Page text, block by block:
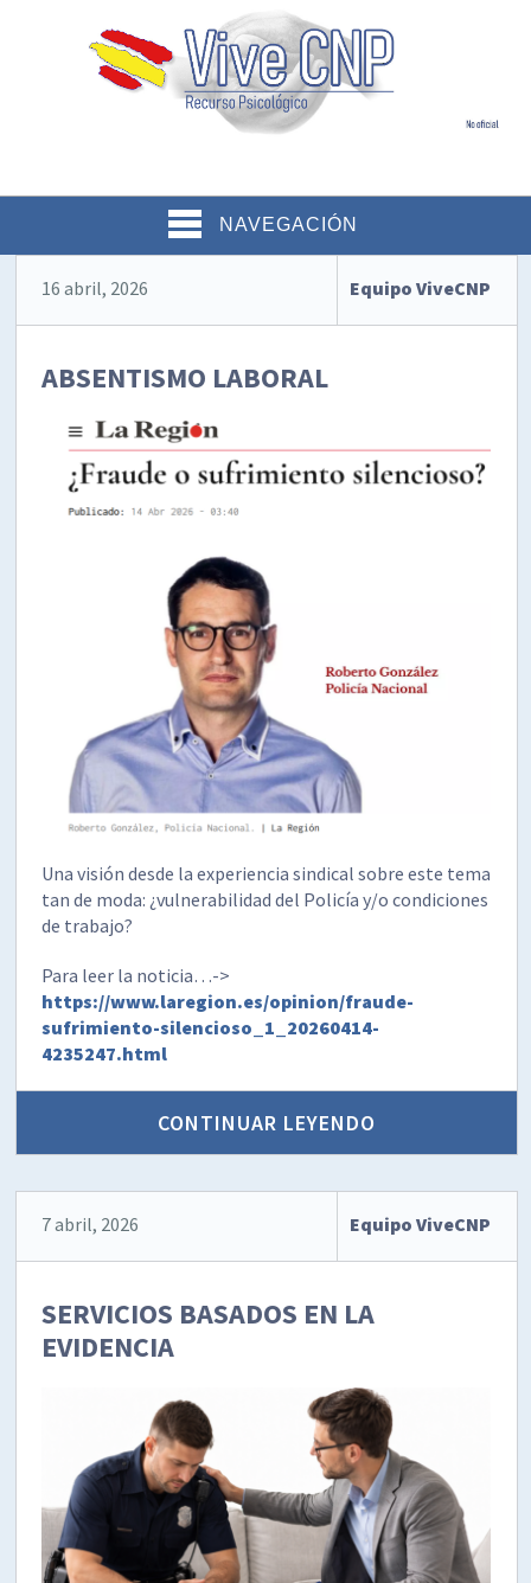
NAVEGACIÓN
16 abril, 2026 Equipo ViveCNP
ABSENTISMO LABORAL
Una visión desde la experiencia sindical sobre este tema
tan de moda: ¿vulnerabilidad del Policía y/o condiciones
de trabajo?
Para leer la noticia…->
https://www.laregion.es/opinion/fraude-
sufrimiento-silencioso_1_20260414-
4235247.html
CONTINUAR LEYENDO
7 abril, 2026 Equipo ViveCNP
SERVICIOS BASADOS EN LA
EVIDENCIA